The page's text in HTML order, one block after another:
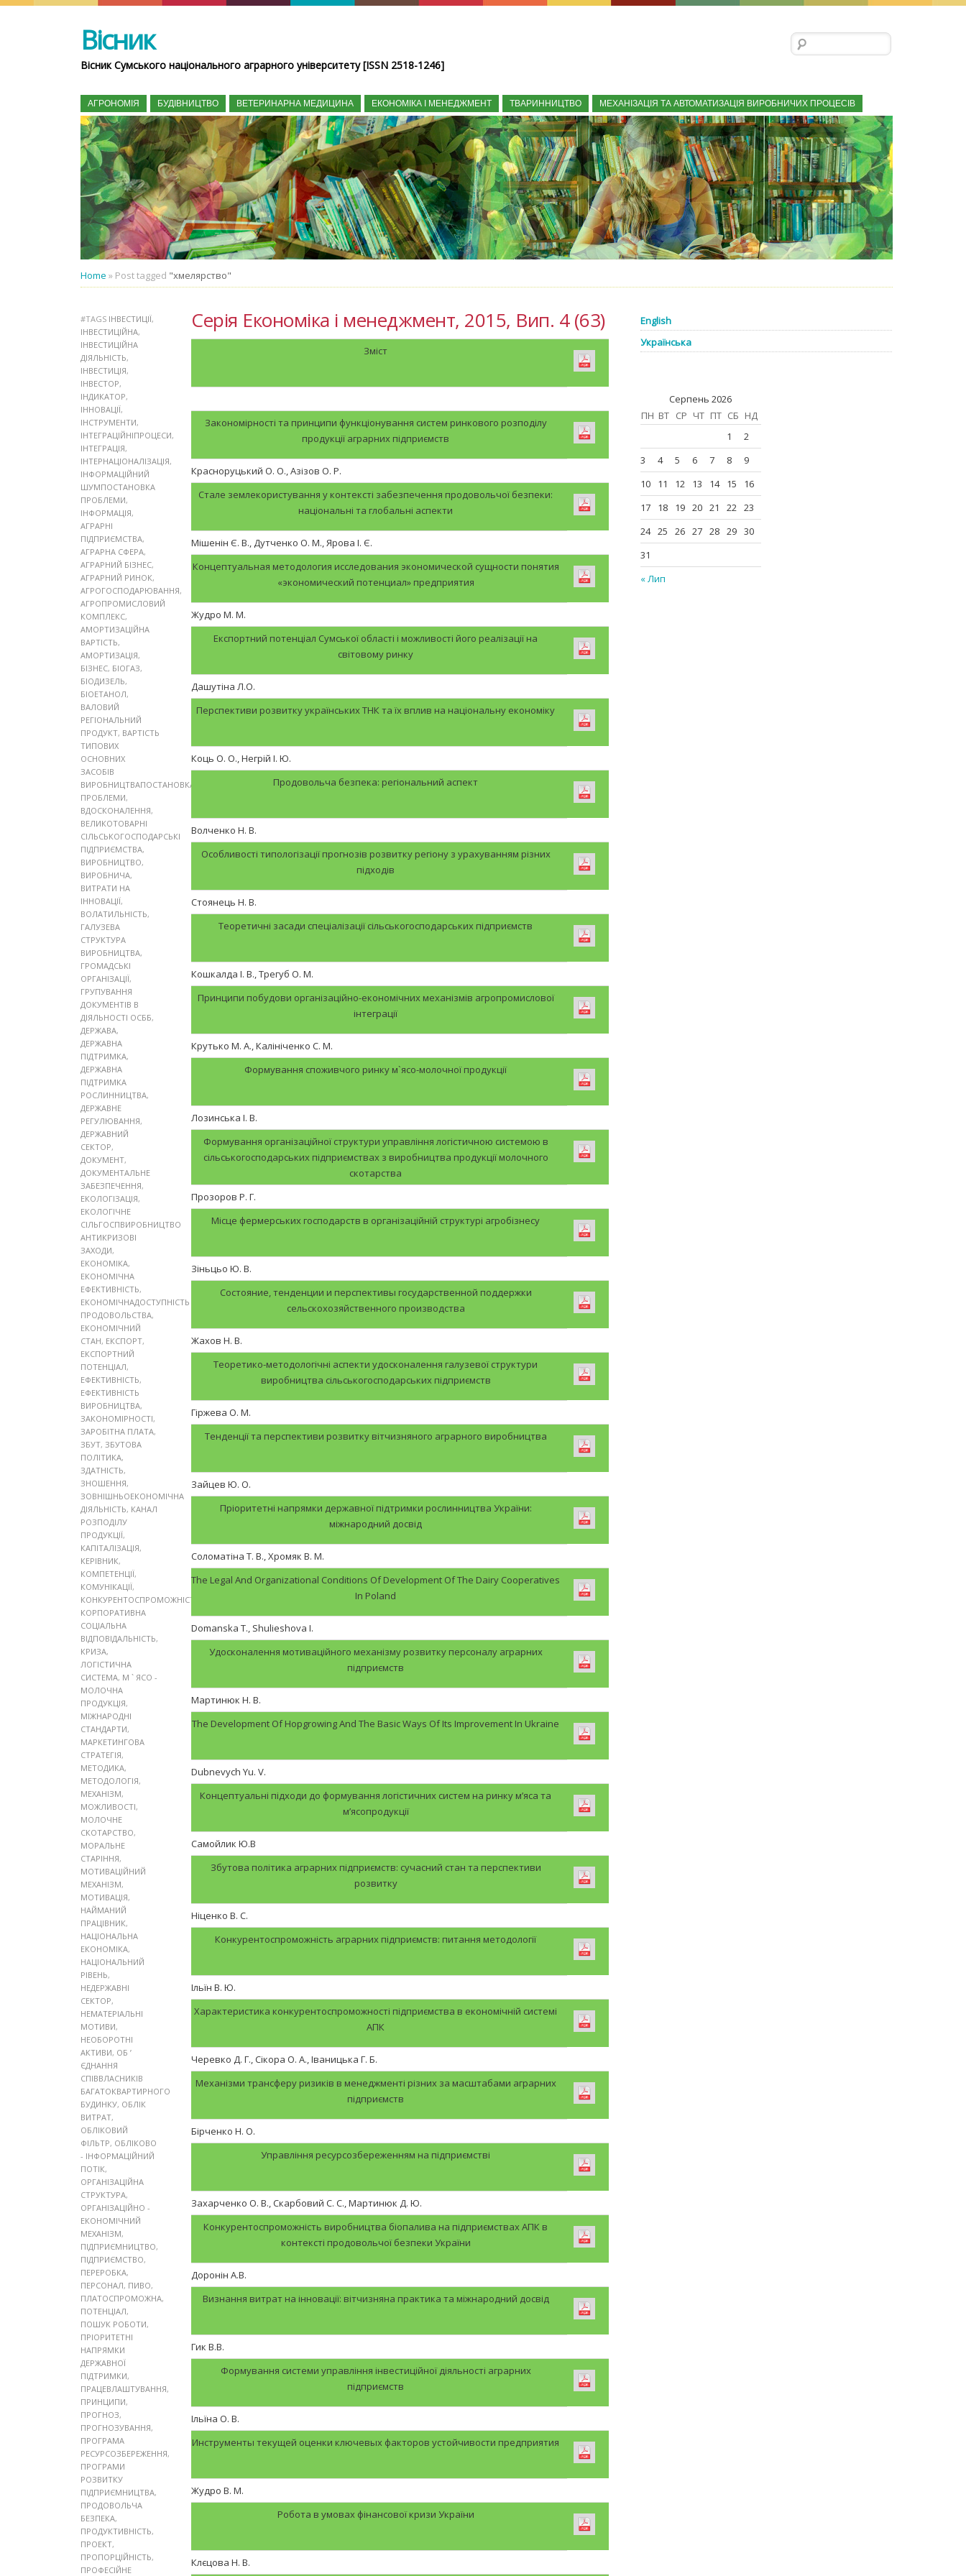
Вісник
Вісник Сумського національного аграрного університету [ISSN 2518-1246]
Пошук:
АГРОНОМІЯ БУДІВНИЦТВО ВЕТЕРИНАРНА МЕДИЦИНА ЕКОНОМІКА І МЕНЕДЖМЕНТ ТВАРИННИЦТВО МЕХАНІЗАЦІЯ ТА АВТОМАТИЗАЦІЯ ВИРОБНИЧИХ ПРОЦЕСІВ
Home » Post tagged "хмелярство"
#TAGS ІНВЕСТИЦІЇ,
ІНВЕСТИЦІЙНА,
ІНВЕСТИЦІЙНА
ДІЯЛЬНІСТЬ,
ІНВЕСТИЦІЯ,
ІНВЕСТОР,
ІНДИКАТОР,
ІННОВАЦІЇ,
ІНСТРУМЕНТИ,
ІНТЕГРАЦІЙНІПРОЦЕСИ,
ІНТЕГРАЦІЯ,
ІНТЕРНАЦІОНАЛІЗАЦІЯ,
ІНФОРМАЦІЙНИЙ
ШУМПОСТАНОВКА
ПРОБЛЕМИ,
ІНФОРМАЦІЯ,
АГРАРНІ
ПІДПРИЄМСТВА,
АГРАРНА СФЕРА,
АГРАРНИЙ БІЗНЕС,
АГРАРНИЙ РИНОК,
АГРОГОСПОДАРЮВАННЯ,
АГРОПРОМИСЛОВИЙ
КОМПЛЕКС,
АМОРТИЗАЦІЙНА
ВАРТІСТЬ,
АМОРТИЗАЦІЯ,
БІЗНЕС, БІОГАЗ,
БІОДИЗЕЛЬ,
БІОЕТАНОЛ,
ВАЛОВИЙ
РЕГІОНАЛЬНИЙ
ПРОДУКТ, ВАРТІСТЬ
ТИПОВИХ
ОСНОВНИХ
ЗАСОБІВ
ВИРОБНИЦТВАПОСТАНОВКА
ПРОБЛЕМИ,
ВДОСКОНАЛЕННЯ,
ВЕЛИКОТОВАРНІ
СІЛЬСЬКОГОСПОДАРСЬКІ
ПІДПРИЄМСТВА,
ВИРОБНИЦТВО,
ВИРОБНИЧА,
ВИТРАТИ НА
ІННОВАЦІЇ,
ВОЛАТИЛЬНІСТЬ,
ГАЛУЗЕВА
СТРУКТУРА
ВИРОБНИЦТВА,
ГРОМАДСЬКІ
ОРГАНІЗАЦІЇ,
ГРУПУВАННЯ
ДОКУМЕНТІВ В
ДІЯЛЬНОСТІ ОСББ,
ДЕРЖАВА,
ДЕРЖАВНА
ПІДТРИМКА,
ДЕРЖАВНА
ПІДТРИМКА
РОСЛИННИЦТВА,
ДЕРЖАВНЕ
РЕГУЛЮВАННЯ,
ДЕРЖАВНИЙ
СЕКТОР,
ДОКУМЕНТ,
ДОКУМЕНТАЛЬНЕ
ЗАБЕЗПЕЧЕННЯ,
ЕКОЛОГІЗАЦІЯ,
ЕКОЛОГІЧНЕ
СІЛЬГОСПВИРОБНИЦТВО
АНТИКРИЗОВІ
ЗАХОДИ,
ЕКОНОМІКА,
ЕКОНОМІЧНА
ЕФЕКТИВНІСТЬ,
ЕКОНОМІЧНАДОСТУПНІСТЬ
ПРОДОВОЛЬСТВА,
ЕКОНОМІЧНИЙ
СТАН, ЕКСПОРТ,
ЕКСПОРТНИЙ
ПОТЕНЦІАЛ,
ЕФЕКТИВНІСТЬ,
ЕФЕКТИВНІСТЬ
ВИРОБНИЦТВА,
ЗАКОНОМІРНОСТІ,
ЗАРОБІТНА ПЛАТА,
ЗБУТ, ЗБУТОВА
ПОЛІТИКА,
ЗДАТНІСТЬ,
ЗНОШЕННЯ,
ЗОВНІШНЬОЕКОНОМІЧНА
ДІЯЛЬНІСТЬ, КАНАЛ
РОЗПОДІЛУ
ПРОДУКЦІЇ,
КАПІТАЛІЗАЦІЯ,
КЕРІВНИК,
КОМПЕТЕНЦІЇ,
КОМУНІКАЦІЇ,
КОНКУРЕНТОСПРОМОЖНІСТЬ
КОРПОРАТИВНА
СОЦІАЛЬНА
ВІДПОВІДАЛЬНІСТЬ,
КРИЗА,
ЛОГІСТИЧНА
СИСТЕМА, М ` ЯСО -
МОЛОЧНА
ПРОДУКЦІЯ,
МІЖНАРОДНІ
СТАНДАРТИ,
МАРКЕТИНГОВА
СТРАТЕГІЯ,
МЕТОДИКА,
МЕТОДОЛОГІЯ,
МЕХАНІЗМ,
МОЖЛИВОСТІ,
МОЛОЧНЕ
СКОТАРСТВО,
МОРАЛЬНЕ
СТАРІННЯ,
МОТИВАЦІЙНИЙ
МЕХАНІЗМ,
МОТИВАЦІЯ,
НАЙМАНИЙ
ПРАЦІВНИК,
НАЦІОНАЛЬНА
ЕКОНОМІКА,
НАЦІОНАЛЬНИЙ
РІВЕНЬ,
НЕДЕРЖАВНІ
СЕКТОР,
НЕМАТЕРІАЛЬНІ
МОТИВИ,
НЕОБОРОТНІ
АКТИВИ, ОБ ’
ЄДНАННЯ
СПІВВЛАСНИКІВ
БАГАТОКВАРТИРНОГО
БУДИНКУ, ОБЛІК
ВИТРАТ,
ОБЛІКОВИЙ
ФІЛЬТР, ОБЛІКОВО
- ІНФОРМАЦІЙНИЙ
ПОТІК,
ОРГАНІЗАЦІЙНА
СТРУКТУРА,
ОРГАНІЗАЦІЙНО -
ЕКОНОМІЧНИЙ
МЕХАНІЗМ,
ПІДПРИЄМНИЦТВО,
ПІДПРИЄМСТВО,
ПЕРЕРОБКА,
ПЕРСОНАЛ, ПИВО,
ПЛАТОСПРОМОЖНА,
ПОТЕНЦІАЛ,
ПОШУК РОБОТИ,
ПРІОРИТЕТНІ
НАПРЯМКИ
ДЕРЖАВНОЇ
ПІДТРИМКИ,
ПРАЦЕВЛАШТУВАННЯ,
ПРИНЦИПИ,
ПРОГНОЗ,
ПРОГНОЗУВАННЯ,
ПРОГРАМА
РЕСУРСОЗБЕРЕЖЕННЯ,
ПРОГРАМИ
РОЗВИТКУ
ПІДПРИЄМНИЦТВА,
ПРОДОВОЛЬЧА
БЕЗПЕКА,
ПРОДУКТИВНІСТЬ,
ПРОЕКТ,
ПРОПОРЦІЙНІСТЬ,
ПРОФЕСІЙНЕ
Серія Економіка і менеджмент, 2015, Вип. 4 (63)
Зміст
Закономірності та принципи функціонування систем ринкового розподілу
продукції аграрних підприємств
Красноруцький О. О., Азізов О. Р.
Стале землекористування у контексті забезпечення продовольчої безпеки:
національні та глобальні аспекти
Мішенін Є. В., Дутченко О. М., Ярова І. Є.
Концептуальная методология исследования экономической сущности понятия
«экономический потенциал» предприятия
Жудро М. М.
Експортний потенціал Сумської області і можливості його реалізації на
світовому ринку
Дашутіна Л.О.
Перспективи розвитку українських ТНК та їх вплив на національну економіку
Коць О. О., Негрій І. Ю.
Продовольча безпека: регіональний аспект
Волченко Н. В.
Особливості типологізації прогнозів розвитку регіону з урахуванням різних
підходів
Стоянець Н. В.
Теоретичні засади спеціалізації сільськогосподарських підприємств
Кошкалда І. В., Трегуб О. М.
Принципи побудови організаційно-економічних механізмів агропромислової
інтеграції
Крутько М. А., Калініченко С. М.
Формування споживчого ринку м`ясо-молочної продукції
Лозинська І. В.
Формування організаційної структури управління логістичною системою в
сільськогосподарських підприємствах з виробництва продукції молочного
скотарства
Прозоров Р. Г.
Місце фермерських господарств в організаційній структурі агробізнесу
Зіньцьо Ю. В.
Состояние, тенденции и перспективы государственной поддержки
сельскохозяйственного производства
Жахов Н. В.
Теоретико-методологічні аспекти удосконалення галузевої структури
виробництва сільськогосподарських підприємств
Гіржева О. М.
Тенденції та перспективи розвитку вітчизняного аграрного виробництва
Зайцев Ю. О.
Пріоритетні напрямки державної підтримки рослинництва України:
міжнародний досвід
Соломатіна Т. В., Хромяк В. М.
The Legal And Organizational Conditions Of Development Of The Dairy Cooperatives
In Poland
Domanska T., Shulieshova I.
Удосконалення мотиваційного механізму розвитку персоналу аграрних
підприємств
Мартинюк Н. В.
The Development Of Hopgrowing And The Basic Ways Of Its Improvement In Ukraine
Dubnevych Yu. V.
Концептуальні підходи до формування логістичних систем на ринку м’яса та
м’ясопродукції
Самойлик Ю.В
Збутова політика аграрних підприємств: сучасний стан та перспективи
розвитку
Ніценко В. С.
Конкурентоспроможність аграрних підприємств: питання методології
Ільїн В. Ю.
Характеристика конкурентоспроможності підприємства в економічній системі
АПК
Черевко Д. Г., Сікора О. А., Іваницька Г. Б.
Механізми трансферу ризиків в менеджменті різних за масштабами аграрних
підприємств
Бірченко Н. О.
Управління ресурсозбереженням на підприємстві
Захарченко О. В., Скарбовий С. С., Мартинюк Д. Ю.
Конкурентоспроможність виробництва біопалива на підприємствах АПК в
контексті продовольчої безпеки України
Доронін А.В.
Визнання витрат на інновації: вітчизняна практика та міжнародний досвід
Гик В.В.
Формування системи управління інвестиційної діяльності аграрних
підприємств
Ільїна О. В.
Инструменты текущей оценки ключевых факторов устойчивости предприятия
Жудро В. М.
Робота в умовах фінансової кризи України
Клєцова Н. В.
English
Українська
Серпень 2026
ПН ВТ СР ЧТ ПТ СБ НД
« Лип
1
2
3
4 5 6 7 8
9
10
11 12 13 14 15
16
17
18 19 20 21 22
23
24 25 26 27 28 29 30
31